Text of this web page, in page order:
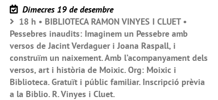
Dimecres 19 de desembre
18 h • BIBLIOTECA RAMON VINYES I CLUET •
Pessebres inaudits: Imaginem un Pessebre amb
versos de Jacint Verdaguer i Joana Raspall, i
construïm un naixement. Amb l’acompanyament dels
versos, art i història de Moixic. Org: Moixic i
Biblioteca. Gratuït i públic familiar. Inscripció prèvia
a la Biblio. R. Vinyes i Cluet.